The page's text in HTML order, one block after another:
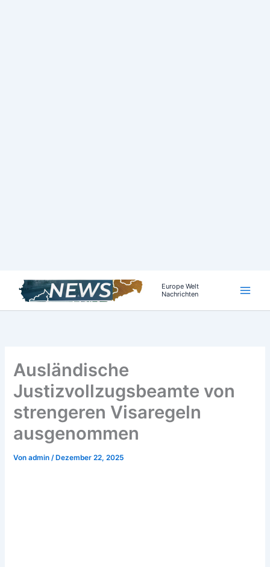
Inhalt
Europe Welt
Nachrichten
Ausländische
Justizvollzugsbeamte von
strengeren Visaregeln
ausgenommen
Vonadmin/ Dezember 22, 2025